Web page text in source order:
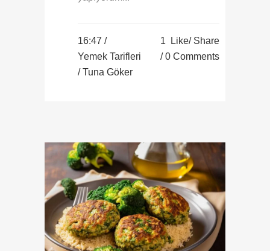
16:47 /
Yemek Tarifleri
/ Tuna Göker
1 Like Share
0 Comments